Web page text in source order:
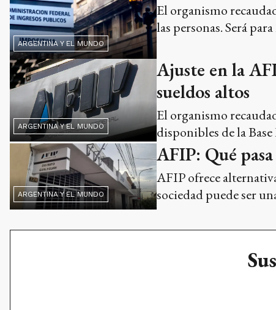
ARGENTINA Y EL MUNDO
El organismo
las personas. Será
ARGENTINA Y EL MUNDO
Ajuste en la
sueldos altos
El organismo
disponibles de la
ARGENTINA Y EL MUNDO
AFIP: Qué
AFIP ofrece
sociedad puede ser